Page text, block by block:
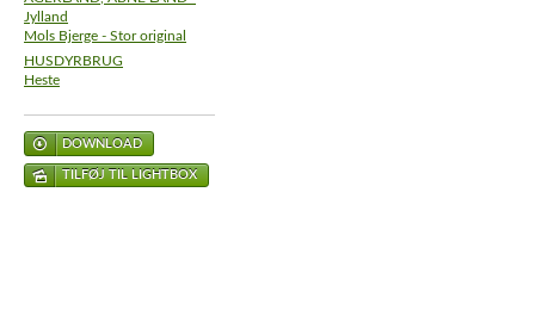
Jylland
Mols Bjerge - Stor original
HUSDYRBRUG
Heste
DOWNLOAD
TILFØJ TIL LIGHTBOX